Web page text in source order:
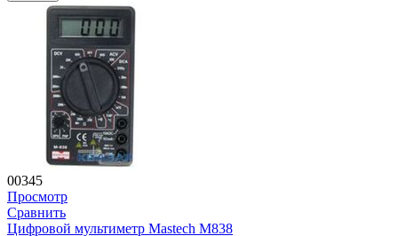
00345
Просмотр
Сравнить
Цифровой мультиметр Mastech M838